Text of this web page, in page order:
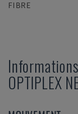
FIBRE
OPTIPLEX